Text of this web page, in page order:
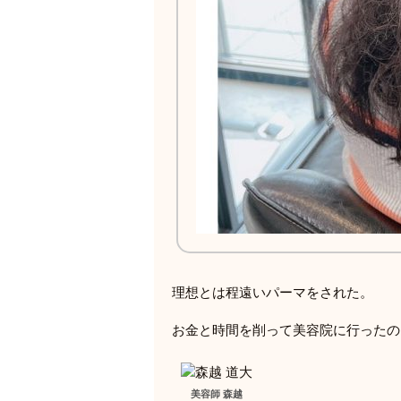
理想とは程遠いパーマをされた。
お金と時間を削って美容院に行った
美容師 森越